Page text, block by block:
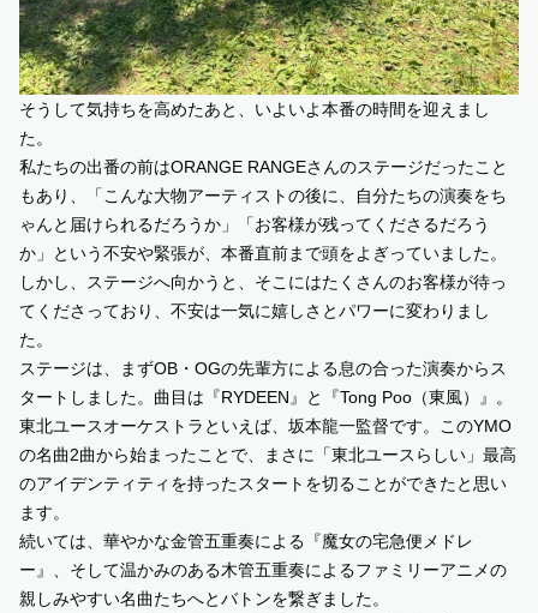
そうして気持ちを高めたあと、いよいよ本番の時間を迎えまし
た。
私たちの出番の前はORANGE RANGEさんのステージだったこと
もあり、「こんな大物アーティストの後に、自分たちの演奏をち
ゃんと届けられるだろうか」「お客様が残ってくださるだろう
か」という不安や緊張が、本番直前まで頭をよぎっていました。
しかし、ステージへ向かうと、そこにはたくさんのお客様が待っ
てくださっており、不安は一気に嬉しさとパワーに変わりまし
た。
ステージは、まずOB・OGの先輩方による息の合った演奏からス
タートしました。曲目は『RYDEEN』と『Tong Poo（東風）』。
東北ユースオーケストラといえば、坂本龍一監督です。このYMO
の名曲2曲から始まったことで、まさに「東北ユースらしい」最高
のアイデンティティを持ったスタートを切ることができたと思い
ます。
続いては、華やかな金管五重奏による『魔女の宅急便メドレ
ー』、そして温かみのある木管五重奏によるファミリーアニメの
親しみやすい名曲たちへとバトンを繋ぎました。